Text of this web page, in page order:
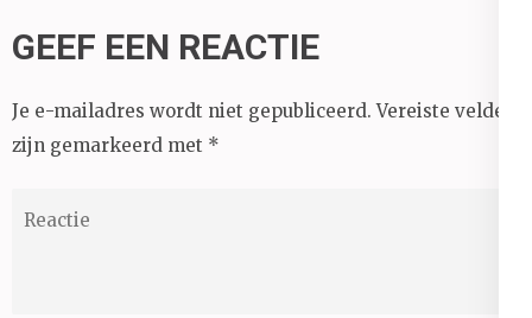
GEEF EEN REACTIE
Je e-mailadres wordt niet gepubliceerd. Vereiste velden
zijn gemarkeerd met *